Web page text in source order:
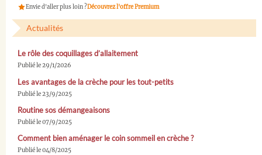
Envie d'aller plus loin ?Découvrez l'offre Premium
Actualités
Le rôle des coquillages d’allaitement
Publié le 29/1/2026
Les avantages de la crèche pour les tout-petits
Publié le 23/9/2025
Routine sos démangeaisons
Publié le 07/9/2025
Comment bien aménager le coin sommeil en crèche ?
Publié le 04/8/2025